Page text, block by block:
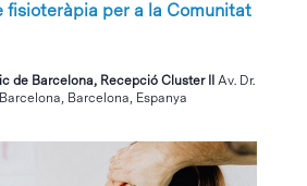
fisioteràpia per a la Comunitat
de Barcelona, Recepció Cluster IIAv. Dr.
Barcelona, Espanya